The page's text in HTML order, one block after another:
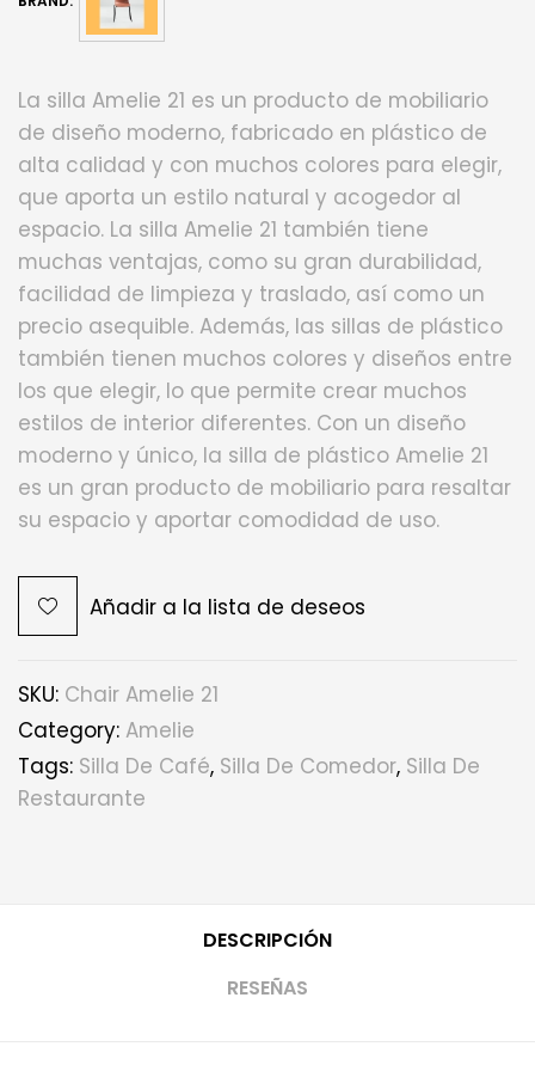
La silla Amelie 21 es un producto de mobiliario
de diseño moderno, fabricado en plástico de
alta calidad y con muchos colores para elegir,
que aporta un estilo natural y acogedor al
espacio. La silla Amelie 21 también tiene
muchas ventajas, como su gran durabilidad,
facilidad de limpieza y traslado, así como un
precio asequible. Además, las sillas de plástico
también tienen muchos colores y diseños entre
los que elegir, lo que permite crear muchos
estilos de interior diferentes. Con un diseño
moderno y único, la silla de plástico Amelie 21
es un gran producto de mobiliario para resaltar
su espacio y aportar comodidad de uso.
Añadir a la lista de deseos
SKU: Chair Amelie 21
Category: Amelie
Tags: Silla De Café, Silla De Comedor, Silla De
Restaurante
DESCRIPCIÓN
RESEÑAS